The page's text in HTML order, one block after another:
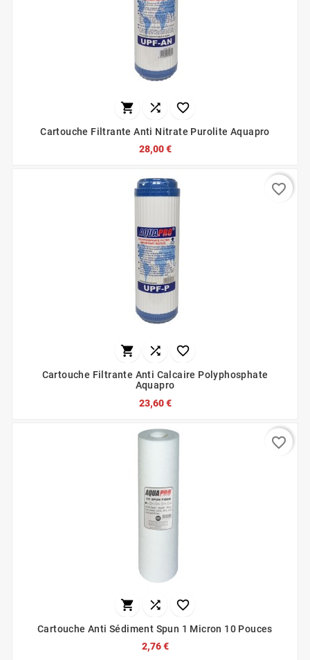
  
Cartouche Filtrante Anti Nitrate Purolite Aquapro
28,00 €
  
Cartouche Filtrante Anti Calcaire Polyphosphate
Aquapro
23,60 €
favorite_border
  
Cartouche Anti Sédiment Spun 1 Micron 10 Pouces
2,76 €
favorite_border